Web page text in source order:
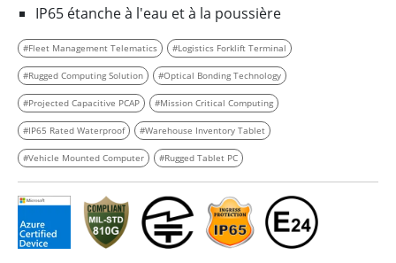
IP65 étanche à l'eau et à la poussière
#Fleet Management Telematics #Logistics Forklift Terminal
#Rugged Computing Solution #Optical Bonding Technology
#Projected Capacitive PCAP #Mission Critical Computing
#IP65 Rated Waterproof #Warehouse Inventory Tablet
#Vehicle Mounted Computer #Rugged Tablet PC